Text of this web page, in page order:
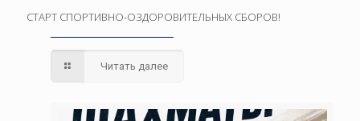
СТАРТ СПОРТИВНО-ОЗДОРОВИТЕЛЬНЫХ СБОРОВ!
Читать далее